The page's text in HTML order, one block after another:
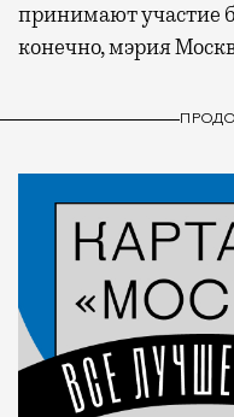
принимают участие
конечно, мэрия